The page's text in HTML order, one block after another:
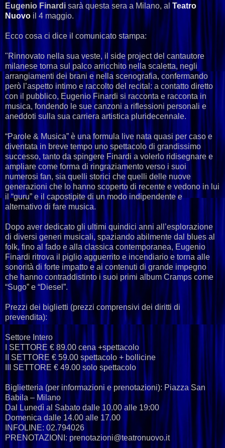
Eugenio Finardi sarà questa sera a Milano, al Teatro
Nuovo il 4 maggio.
Ecco cosa ci dice il comunicato stampa:
"Rinnovato nella sua veste, il side project del cantautore
milanese torna sul palco arricchito nella scaletta, negli
arrangiamenti dei brani e nella scenografia, confermando
però l’aspetto intimo e raccolto del recital: a contatto diretto
con il pubblico, Eugenio Finardi si racconta e racconta in
musica, fondendo le sue canzoni a riflessioni personali e
aneddoti sulla sua carriera artistica pluridecennale.
“Parole & Musica” è una formula live nata quasi per caso e
diventata in breve tempo uno spettacolo di grandissimo
successo, tanto da spingere Finardi a volerlo ridisegnare e
ampliare come forma di ringraziamento verso i suoi
numerosi fan, sia quelli storici che quelli delle nuove
generazioni che lo hanno scoperto di recente e vedono in lui
il “guru” e il capostipite di un modo indipendente e
alternativo di fare musica.
Dopo aver dedicato gli ultimi quindici anni all’esplorazione
di diversi generi musicali, spaziando abilmente dal blues al
folk, fino al fado e alla classica contemporanea, Eugenio
Finardi ritrova il piglio agguerrito e incendiario e torna alle
sonorità di forte impatto e ai contenuti di grande impegno
che hanno contraddistinto i suoi primi album Cramps come
“Sugo” e “Diesel”.
Prezzi dei biglietti (prezzi comprensivi dei diritti di
prevendita):
Settore Intero
I SETTORE € 89.00 cena +spettacolo
II SETTORE € 59.00 spettacolo + bollicine
III SETTORE € 49.00 solo spettacolo
Biglietteria (per informazioni e prenotazioni): Piazza San
Babila – Milano
Dal Lunedì al Sabato dalle 10.00 alle 19:00
Domenica dalle 14.00 alle 17.00
INFOLINE: 02.794026
PRENOTAZIONI: prenotazioni@teatronuovo.it